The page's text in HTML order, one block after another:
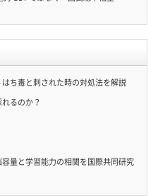
ち毒と刺された時の対処法を解説
るのか？
量と学習能力の相関を国際共同研究